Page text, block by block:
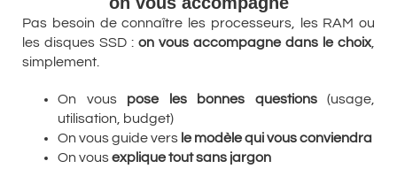
Pas besoin de connaître les processeurs, les RAM ou
les disques SSD : on vous accompagne dans le choix
simplement.
On vous pose les bonnes questions(usage,
utilisation, budget)
On vous guide vers le modèle qui vous conviendra
On vousexplique tout sans jargon